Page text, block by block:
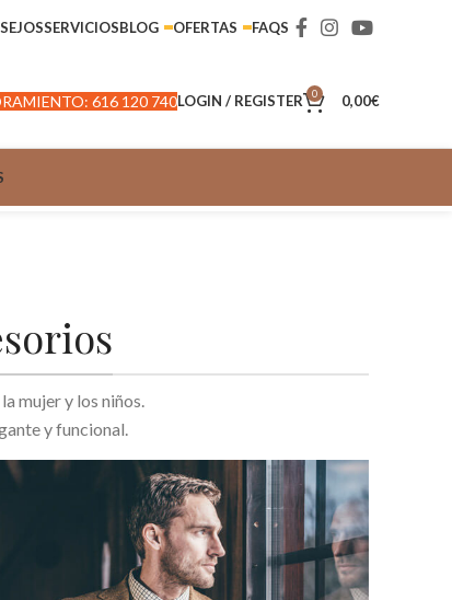
SERVICIOSBLOG OFERTAS FAQS
616 120 740LOGIN / REGISTER 0 0,00€
mujer y los niños.
y funcional.